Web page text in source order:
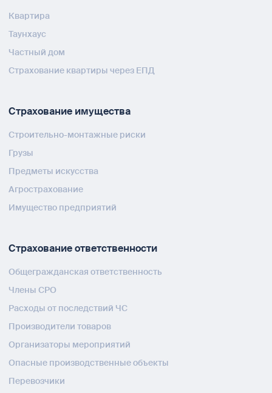
Квартира
Таунхаус
Частный дом
Страхование квартиры через ЕПД
Страхование имущества
Строительно-монтажные риски
Грузы
Предметы искусства
Агрострахование
Имущество предприятий
Страхование ответственности
Общегражданская ответственность
Члены СРО
Расходы от последствий ЧС
Производители товаров
Организаторы мероприятий
Опасные производственные объекты
Перевозчики